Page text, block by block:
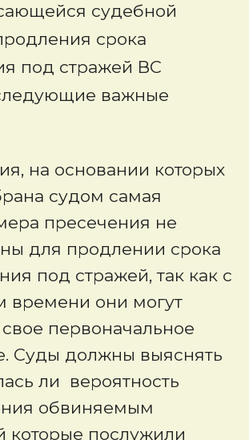
судебной
срока
под стражей ВС
важные
на основании которых
судом самая
пресечения не
для продлении срока
под стражей, так как с
времени они могут
свое первоначальное
Суды должны выяснять
ли вероятность
обвиняемым
которые послужили